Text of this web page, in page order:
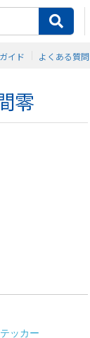
イド よくある質問
零
ッカー